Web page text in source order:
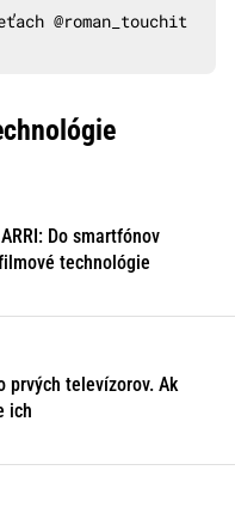
@roman_touchit
Do smartfónov
technológie
prvých televízorov. Ak
ich